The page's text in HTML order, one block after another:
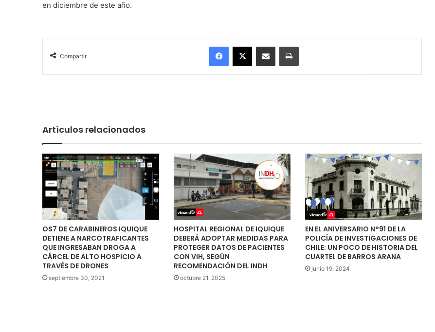
en diciembre de este año.
Compartir
Facebook
X Enviar vía email Imprimir
Artículos relacionados
OS7 DE CARABINEROS IQUIQUE
DETIENE A NARCOTRAFICANTES
QUE INGRESABAN DROGA A
CÁRCEL DE ALTO HOSPICIO A
TRAVÉS DE DRONES
septiembre 30, 2021
HOSPITAL REGIONAL DE IQUIQUE
DEBERÁ ADOPTAR MEDIDAS PARA
PROTEGER DATOS DE PACIENTES
CON VIH, SEGÚN
RECOMENDACIÓN DEL INDH
octubre 21, 2025
EN EL ANIVERSARIO N°91 DE LA
POLICÍA DE INVESTIGACIONES DE
CHILE: UN POCO DE HISTORIA DEL
CUARTEL DE BARROS ARANA
junio 19, 2024